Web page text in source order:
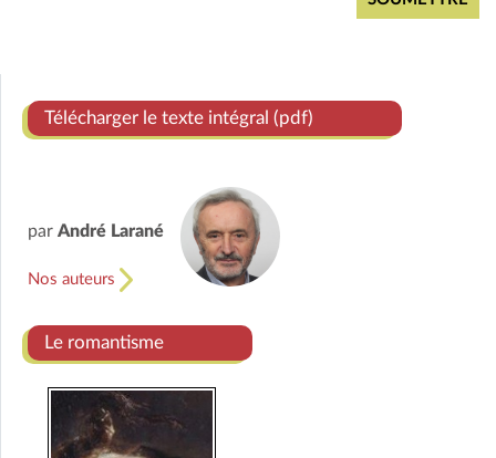
Télécharger le texte intégral (pdf)
par André Larané
Nos auteurs
Le romantisme